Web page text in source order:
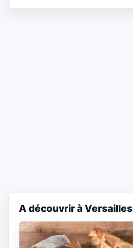
A découvrir à Versailles